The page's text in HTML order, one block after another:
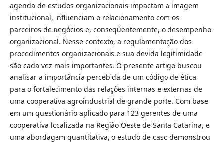
agenda de estudos organizacionais impactam a imagem
institucional, influenciam o relacionamento com os
parceiros de negócios e, conseqüentemente, o desempenho
organizacional. Nesse contexto, a regulamentação dos
procedimentos organizacionais e sua devida legitimidade
são cada vez mais importantes. O presente artigo buscou
analisar a importância percebida de um código de ética
para o fortalecimento das relações internas e externas de
uma cooperativa agroindustrial de grande porte. Com base
em um questionário aplicado para 123 gerentes de uma
cooperativa localizada na Região Oeste de Santa Catarina, e
uma abordagem quantitativa, o estudo de caso demonstrou